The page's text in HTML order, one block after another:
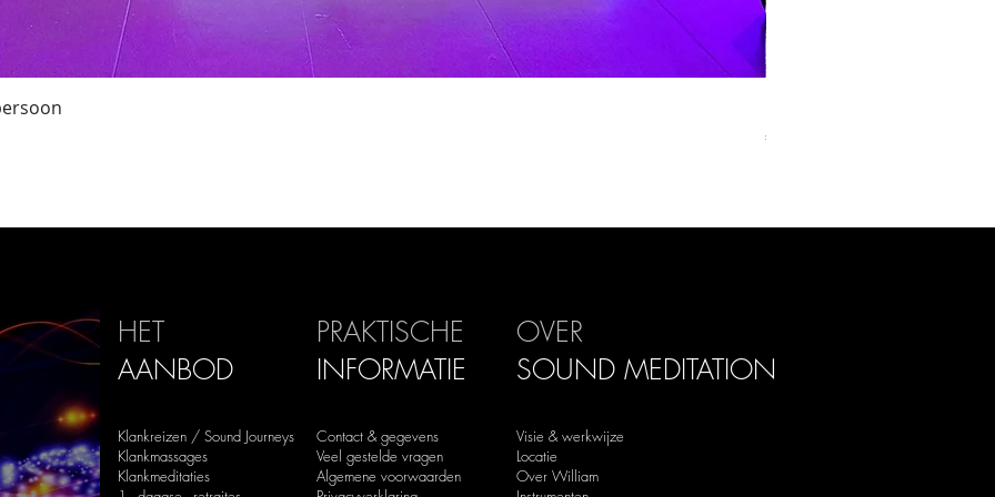
Prijs
€ 139,00
HET
AANBOD
Klankreizen / Sound Journeys
Klankmassages
Klankmeditaties
PRAKTISCHE
INFORMATIE
Contact & gegevens
Veel gestelde vragen
Algemene voorwaarden
OVER
SOUND MEDITATION
Visie & werkwijze
Locatie
Over William